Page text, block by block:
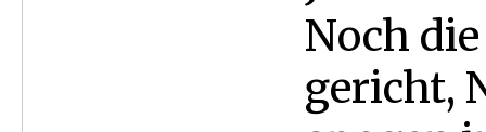
Noch
gericht,